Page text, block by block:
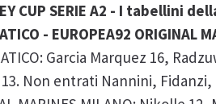
CUP SERIE A2 - I tabellini
- EUROPEA92
Garcia Marquez 16,
Non entrati Nannini,